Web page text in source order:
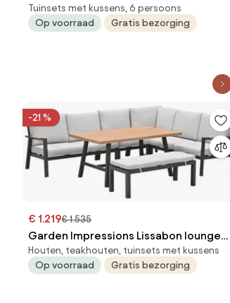
dining set 6-delig incl stoel - donker
grijs
Tuinsets met kussens, 6 persoons
Op voorraad
Gratis bezorging
-21 %
€ 1.219€ 1.535
Garden Impressions Lissabon lounge
dining set 6-delig R - valley sand
Houten, teakhouten, tuinsets met kussens
Op voorraad
Gratis bezorging